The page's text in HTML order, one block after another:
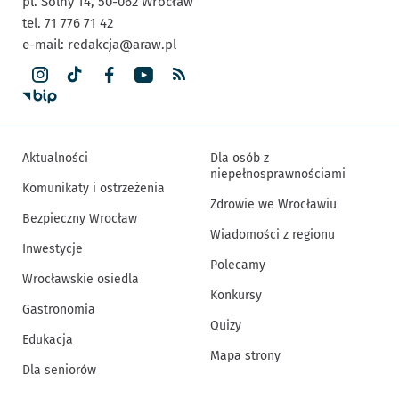
tel. 71 776 71 42
e-mail: redakcja@araw.pl
Aktualności
Komunikaty i ostrzeżenia
Bezpieczny Wrocław
Inwestycje
Wrocławskie osiedla
Gastronomia
Edukacja
Dla seniorów
Dla osób z
niepełnosprawnościami
Zdrowie we Wrocławiu
Wiadomości z regionu
Polecamy
Konkursy
Quizy
Mapa strony